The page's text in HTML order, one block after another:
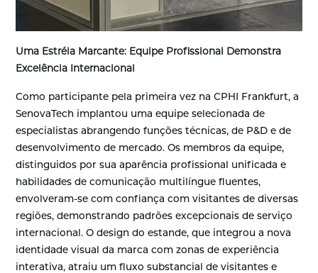
Uma Estréia Marcante: Equipe Profissional Demonstra
Excelência Internacional
Como participante pela primeira vez na CPHI Frankfurt, a
SenovaTech implantou uma equipe selecionada de
especialistas abrangendo funções técnicas, de P&D e de
desenvolvimento de mercado. Os membros da equipe,
distinguidos por sua aparência profissional unificada e
habilidades de comunicação multilíngue fluentes,
envolveram-se com confiança com visitantes de diversas
regiões, demonstrando padrões excepcionais de serviço
internacional. O design do estande, que integrou a nova
identidade visual da marca com zonas de experiência
interativa, atraiu um fluxo substancial de visitantes e